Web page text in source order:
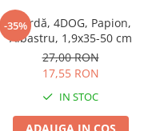
-35%
Zgardă, 4DOG, Papion,
Albastru, 1,9x35-50 cm
27,00 RON
17,55 RON
IN STOC